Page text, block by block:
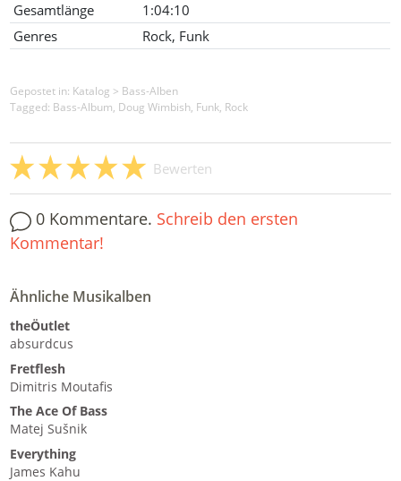
Gesamtlänge
1:04:10
Genres
Rock, Funk
Gepostet in: Katalog > Bass-Alben
Tagged: Bass-Album, Doug Wimbish, Funk, Rock
Bewerten
0 Kommentare. Schreib den ersten
Kommentar!
Ähnliche Musikalben
theÖutlet
absurdcus
Fretflesh
Dimitris Moutafis
The Ace Of Bass
Matej Sušnik
Everything
James Kahu